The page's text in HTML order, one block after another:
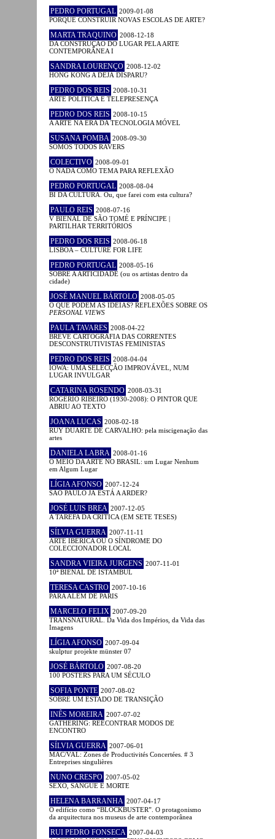
PEDRO PORTUGAL 2009-01-08
PORQUÊ CONSTRUIR NOVAS ESCOLAS DE ARTE?
MARTA TRAQUINO 2008-12-18
DA CONSTRUÇÃO DO LUGAR PELA ARTE
CONTEMPORÂNEA I
SANDRA LOURENÇO 2008-12-02
HONG KONG A DÉJÀ DISPARU?
PEDRO DOS REIS 2008-10-31
ARTE POLÍTICA E TELEPRESENÇA
PEDRO DOS REIS 2008-10-15
A ARTE NA ERA DA TECNOLOGIA MÓVEL
SUSANA POMBA 2008-09-30
SOMOS TODOS RAVERS
COLECTIVO 2008-09-01
O NADA COMO TEMA PARA REFLEXÃO
PEDRO PORTUGAL 2008-08-04
BI DA CULTURA. Ou, que farei com esta cultura?
PAULO REIS 2008-07-16
V BIENAL DE SÃO TOMÉ E PRÍNCIPE |
PARTILHAR TERRITÓRIOS
PEDRO DOS REIS 2008-06-18
LISBOA – CULTURE FOR LIFE
PEDRO PORTUGAL 2008-05-16
SOBRE A ARTICIDADE (ou os artistas dentro da
cidade)
JOSÉ MANUEL BÁRTOLO 2008-05-05
O QUE PODEM AS IDEIAS? REFLEXÕES SOBRE OS
PERSONAL VIEWS
PAULA TAVARES 2008-04-22
BREVE CARTOGRAFIA DAS CORRENTES
DESCONSTRUTIVISTAS FEMINISTAS
PEDRO DOS REIS 2008-04-04
IOWA: UMA SELECÇÃO IMPROVÁVEL, NUM
LUGAR INVULGAR
CATARINA ROSENDO 2008-03-31
ROGÉRIO RIBEIRO (1930-2008): O PINTOR QUE
ABRIU AO TEXTO
JOANA LUCAS 2008-02-18
RUY DUARTE DE CARVALHO: pela miscigenação das
artes
DANIELA LABRA 2008-01-16
O MEIO DA ARTE NO BRASIL: um Lugar Nenhum
em Algum Lugar
LÍGIA AFONSO 2007-12-24
SÃO PAULO JÁ ESTÁ A ARDER?
JOSÉ LUIS BREA 2007-12-05
A TAREFA DA CRÍTICA (EM SETE TESES)
SÍLVIA GUERRA 2007-11-11
ARTE IBÉRICA OU O SÍNDROME DO
COLECCIONADOR LOCAL
SANDRA VIEIRA JURGENS 2007-11-01
10ª BIENAL DE ISTAMBUL
TERESA CASTRO 2007-10-16
PARA ALÉM DE PARIS
MARCELO FELIX 2007-09-20
TRANSNATURAL. Da Vida dos Impérios, da Vida das
Imagens
LÍGIA AFONSO 2007-09-04
skulptur projekte münster 07
JOSÉ BÁRTOLO 2007-08-20
100 POSTERS PARA UM SÉCULO
SOFIA PONTE 2007-08-02
SOBRE UM ESTADO DE TRANSIÇÃO
INÊS MOREIRA 2007-07-02
GATHERING: REECONTRAR MODOS DE
ENCONTRO
SÍLVIA GUERRA 2007-06-01
MAC/VAL: Zones de Productivités Concertées. # 3
Entreprises singulières
NUNO CRESPO 2007-05-02
SEXO, SANGUE E MORTE
HELENA BARRANHA 2007-04-17
O edifício como “BLOCKBUSTER”. O protagonismo
da arquitectura nos museus de arte contemporânea
RUI PEDRO FONSECA 2007-04-03